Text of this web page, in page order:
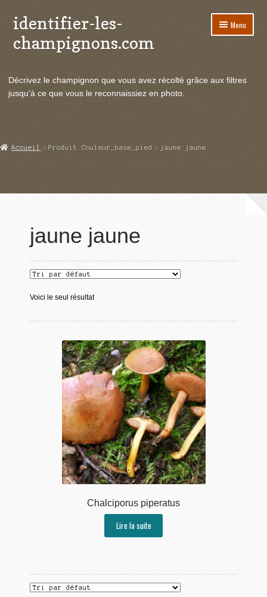
Aller
à
la
Aller
au
contenu
identifier-les-
champignons.com
Menu
le
Actualités
Echanges et contacts
Décrivez le champignon que vous avez récolté grâce aux filtres
jusqu'à ce que vous le reconnaissiez en photo.
Accueil Produit Couleur_base_pied jaune jaune
jaune jaune
Voici le seul résultat
Chalciporus piperatus
Lire la suite